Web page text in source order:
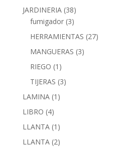
JARDINERIA (38)
fumigador (3)
HERRAMIENTAS (27)
MANGUERAS (3)
RIEGO (1)
TIJERAS (3)
LAMINA (1)
LIBRO (4)
LLANTA (1)
LLANTA (2)